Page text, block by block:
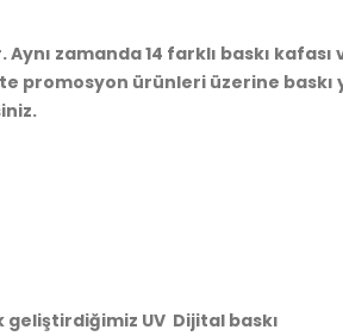
zamanda 14 farklı baskı kafası
promosyon ürünleri üzerine baskı
UV Dijital baskı